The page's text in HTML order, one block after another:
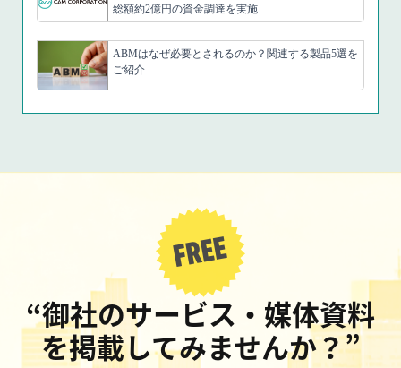
総額約2億円の資金調達を実施
ABMはなぜ必要とされるのか？関連する製品5選を
ご紹介
“御社のサービス・媒体資料
を掲載してみませんか？”